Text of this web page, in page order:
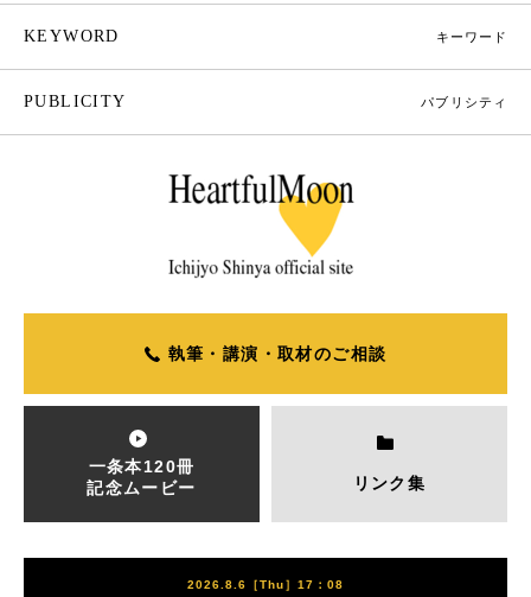
KEYWORD キーワード
PUBLICITY パブリシティ
執筆・講演・取材のご相談
一条本120冊
記念ムービー
リンク集
2026.8.6［Thu］17：08